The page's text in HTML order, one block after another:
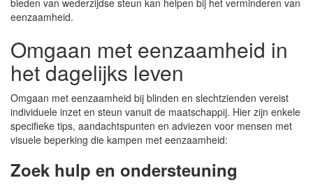
bieden van wederzijdse steun kan helpen bij het verminderen van
eenzaamheid.
Omgaan met eenzaamheid in
het dagelijks leven
Omgaan met eenzaamheid bij blinden en slechtzienden vereist
individuele inzet en steun vanuit de maatschappij. Hier zijn enkele
specifieke tips, aandachtspunten en adviezen voor mensen met
visuele beperking die kampen met eenzaamheid:
Zoek hulp en ondersteuning